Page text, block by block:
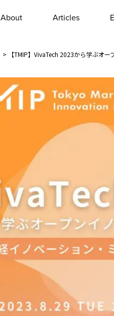
About Articles
> 【TMIP】VivaTech 2023から学ぶオ